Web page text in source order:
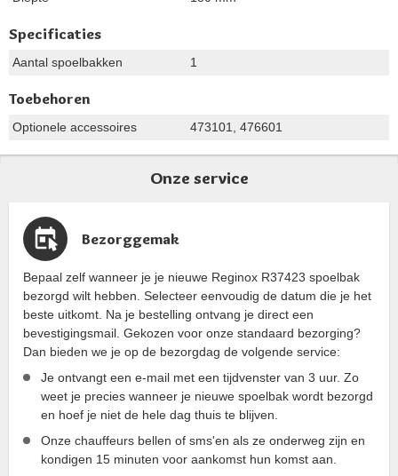
Specificaties
Aantal spoelbakken 1
Toebehoren
Optionele accessoires 473101, 476601
Onze service
Bezorggemak
Bepaal zelf wanneer je je nieuwe Reginox R37423 spoelbak
bezorgd wilt hebben. Selecteer eenvoudig de datum die je het
beste uitkomt. Na je bestelling ontvang je direct een
bevestigingsmail. Gekozen voor onze standaard bezorging?
Dan bieden we je op de bezorgdag de volgende service:
Je ontvangt een e-mail met een tijdvenster van 3 uur. Zo
weet je precies wanneer je nieuwe spoelbak wordt bezorgd
en hoef je niet de hele dag thuis te blijven.
Onze chauffeurs bellen of sms'en als ze onderweg zijn en
kondigen 15 minuten voor aankomst hun komst aan.